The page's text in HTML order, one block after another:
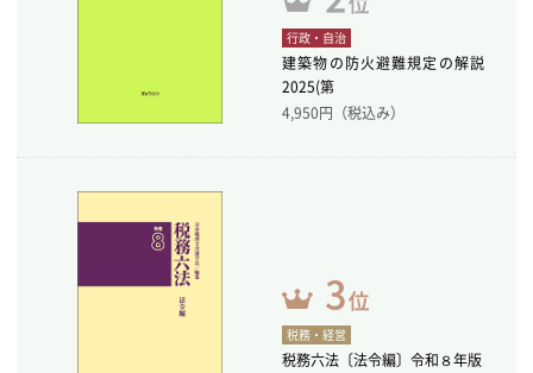
行政・自治
建築物の防火避難規定の解説
2025(第
4,950円（税込み）
税務・経営
税務六法〔法令編〕令和８年版